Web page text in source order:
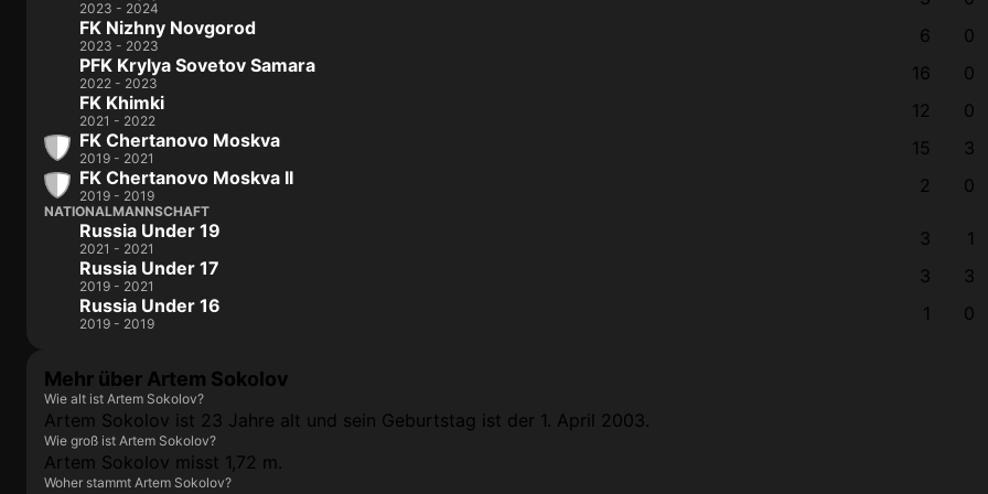
2023 - 2024
FK Nizhny Novgorod
2023 - 2023 6 0
PFK Krylya Sovetov Samara
2022 - 2023 16 0
FK Khimki
2021 - 2022 12 0
FK Chertanovo Moskva
2019 - 2021 15 3
FK Chertanovo Moskva II
2019 - 2019 2 0
NATIONALMANNSCHAFT
Russia Under 19
2021 - 2021 3 1
Russia Under 17
2019 - 2021 3 3
Russia Under 16
2019 - 2019 1 0
Mehr über Artem Sokolov
Wie alt ist Artem Sokolov?
Artem Sokolov ist 23 Jahre alt und sein Geburtstag ist der 1. April 2003.
Wie groß ist Artem Sokolov?
Artem Sokolov misst 1,72 m.
Woher stammt Artem Sokolov?